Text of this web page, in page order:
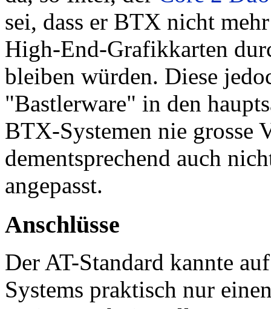
sei, dass er BTX nicht
High-End-Grafikkarten
bleiben würden. Diese
"Bastlerware" in den
BTX-Systemen nie grosse
dementsprechend auch
angepasst.
Anschlüsse
Der AT-Standard kannte
Systems praktisch nur